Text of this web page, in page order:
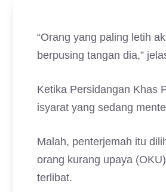
“Orang yang paling letih
berpusing tangan dia,”
Ketika Persidangan Khas
isyarat yang sedang
Malah, penterjemah itu
orang kurang upaya
terlibat.